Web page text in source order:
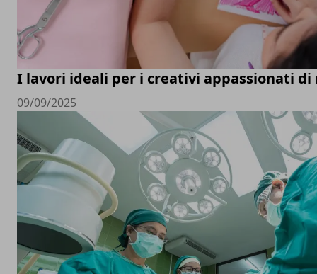
I lavori ideali per i creativi appassionati di
09/09/2025